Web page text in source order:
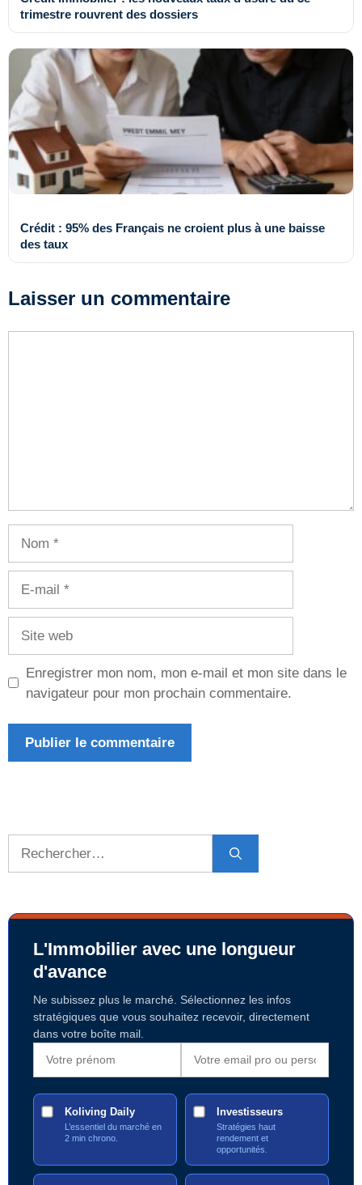
trimestre rouvrent des dossiers
Crédit : 95% des Français ne croient plus à une baisse
des taux
Laisser un commentaire
Enregistrer mon nom, mon e-mail et mon site dans le
navigateur pour mon prochain commentaire.
L'Immobilier avec une longueur
d'avance
Ne subissez plus le marché. Sélectionnez les infos
stratégiques que vous souhaitez recevoir, directement
dans votre boîte mail.
Koliving Daily
L’essentiel du marché en
2 min chrono.
Investisseurs
Stratégies haut
rendement et
opportunités.